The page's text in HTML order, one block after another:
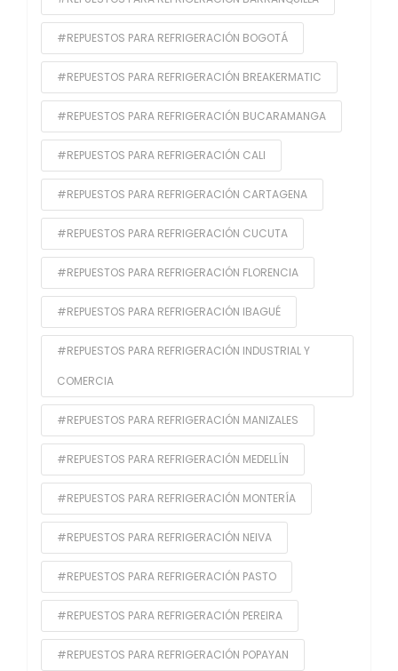
#REPUESTOS PARA REFRIGERACIÓN BOGOTÁ
#REPUESTOS PARA REFRIGERACIÓN BREAKERMATIC
#REPUESTOS PARA REFRIGERACIÓN BUCARAMANGA
#REPUESTOS PARA REFRIGERACIÓN CALI
#REPUESTOS PARA REFRIGERACIÓN CARTAGENA
#REPUESTOS PARA REFRIGERACIÓN CUCUTA
#REPUESTOS PARA REFRIGERACIÓN FLORENCIA
#REPUESTOS PARA REFRIGERACIÓN IBAGUÉ
#REPUESTOS PARA REFRIGERACIÓN INDUSTRIAL Y
COMERCIA
#REPUESTOS PARA REFRIGERACIÓN MANIZALES
#REPUESTOS PARA REFRIGERACIÓN MEDELLÍN
#REPUESTOS PARA REFRIGERACIÓN MONTERÍA
#REPUESTOS PARA REFRIGERACIÓN NEIVA
#REPUESTOS PARA REFRIGERACIÓN PASTO
#REPUESTOS PARA REFRIGERACIÓN PEREIRA
#REPUESTOS PARA REFRIGERACIÓN POPAYAN